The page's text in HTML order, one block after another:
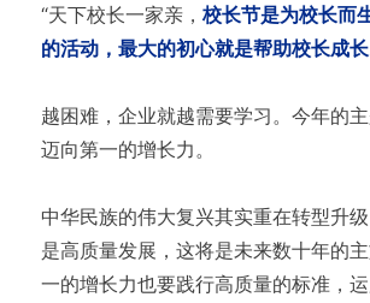
“天下校长一家亲， 校长节是为校长而
的活动，最大的初心就是帮助校长成长
越困难，企业就越需要学习。今年的主
迈向第一的增长力。
中华民族的伟大复兴其实重在转型升
是高质量发展，这将是未来数十年的
一的增长力也要践行高质量的标准，